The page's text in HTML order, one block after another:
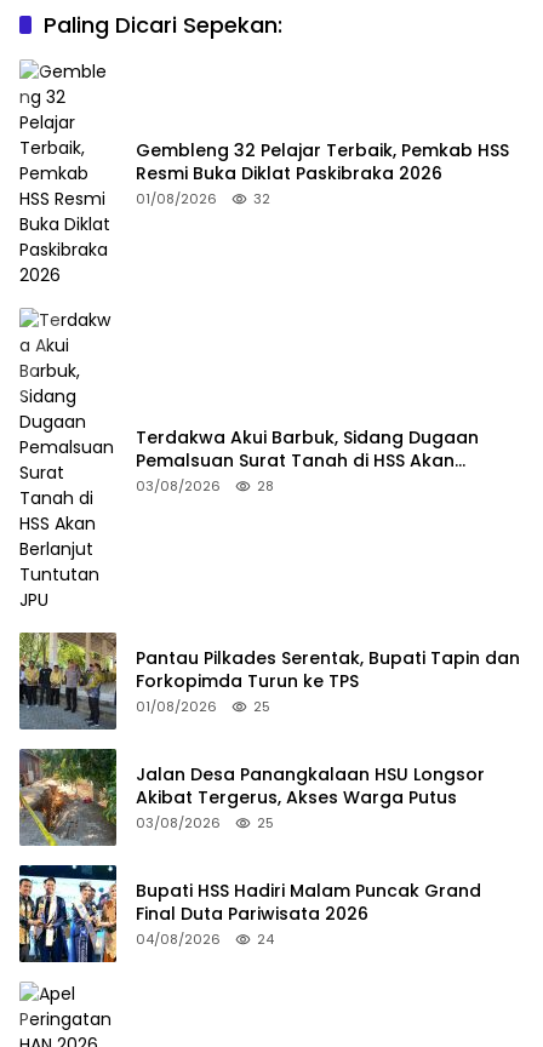
Paling Dicari Sepekan:
Gembleng 32 Pelajar Terbaik, Pemkab HSS
Resmi Buka Diklat Paskibraka 2026
01/08/2026 32
Terdakwa Akui Barbuk, Sidang Dugaan
Pemalsuan Surat Tanah di HSS Akan
Berlanjut Tuntutan JPU
03/08/2026 28
Pantau Pilkades Serentak, Bupati Tapin dan
Forkopimda Turun ke TPS
01/08/2026 25
Jalan Desa Panangkalaan HSU Longsor
Akibat Tergerus, Akses Warga Putus
03/08/2026 25
Bupati HSS Hadiri Malam Puncak Grand
Final Duta Pariwisata 2026
04/08/2026 24